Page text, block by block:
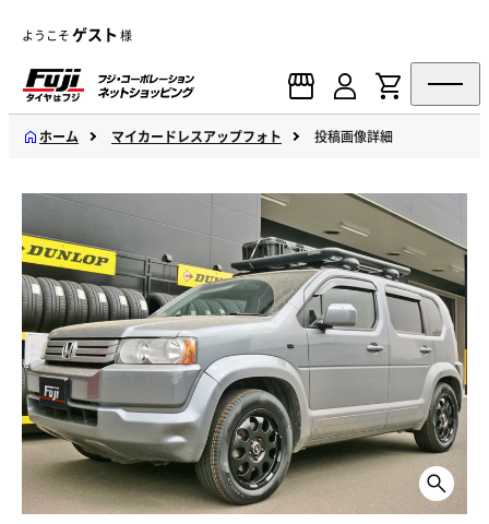
ようこそゲスト 様
ホーム マイカードレスアップフォト 投稿画像詳細